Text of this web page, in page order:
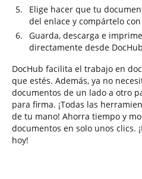
Elige hacer que tu
del enlace y compártelo
Guarda, descarga e
directamente desde
DocHub facilita el trabajo en
que estés. Además, ya no
documentos de un lado a otro
para firma. ¡Todas las
de tu mano! Ahorra tiempo y
documentos en solo unos clics.
hoy!